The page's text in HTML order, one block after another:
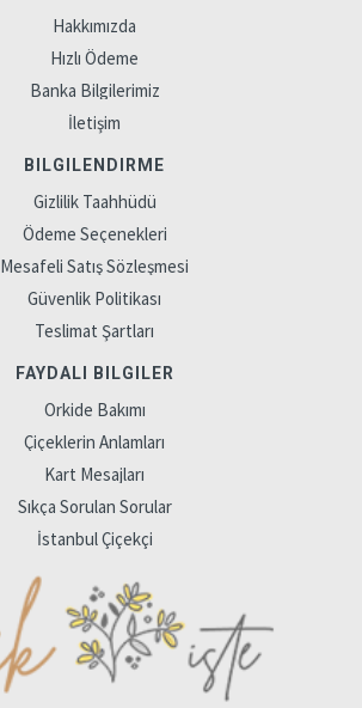
Hakkımızda
Hızlı Ödeme
Banka Bilgilerimiz
İletişim
BILGILENDIRME
Gizlilik Taahhüdü
Ödeme Seçenekleri
Mesafeli Satış Sözleşmesi
Güvenlik Politikası
Teslimat Şartları
FAYDALI BILGILER
Orkide Bakımı
Çiçeklerin Anlamları
Kart Mesajları
Sıkça Sorulan Sorular
İstanbul Çiçekçi